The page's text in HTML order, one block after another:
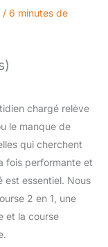
/ 6 minutes de
chargé relève
le manque de
qui cherchent
fois performante et
est essentiel. Nous
2 en 1, une
et la course